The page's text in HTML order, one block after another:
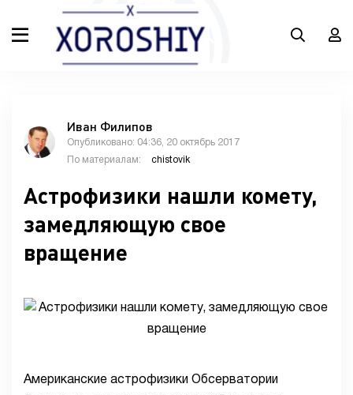
Иван Филипов
Опубликовано: 04:36, 20 октябрь 2017
По материалам:
chistovik
Астрофизики нашли комету,
замедляющую свое
вращение
Американские астрофизики Обсерватории